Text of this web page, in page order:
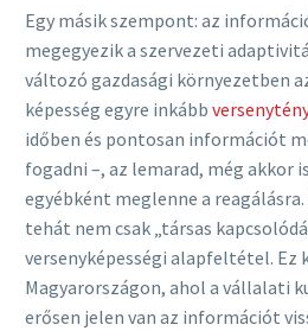
Egy másik szempont: az
megegyezik a szervezeti
változó gazdasági környezetben
képesség egyre inkább
időben és pontosan információt
fogadni –, az lemarad, még akkor
egyébként meglenne a
tehát nem csak „társas
versenyképességi alapfeltétel. Ez
Magyarországon, ahol a vállalati
erősen jelen van az információt